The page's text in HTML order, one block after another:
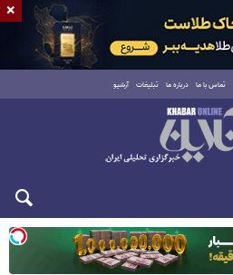
تماس با ما درباره ما تبلیغات آرشیو
×